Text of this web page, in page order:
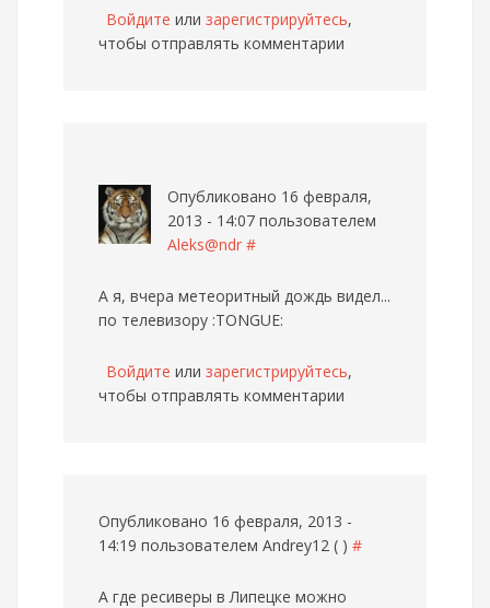
Войдите или зарегистрируйтесь,
чтобы отправлять комментарии
Опубликовано 16 февраля,
2013 - 14:07 пользователем
Aleks@ndr #
А я, вчера метеоритный дождь видел...
по телевизору :TONGUE:
Войдите или зарегистрируйтесь,
чтобы отправлять комментарии
Опубликовано 16 февраля, 2013 -
14:19 пользователем Andrey12 ( ) #
А где ресиверы в Липецке можно